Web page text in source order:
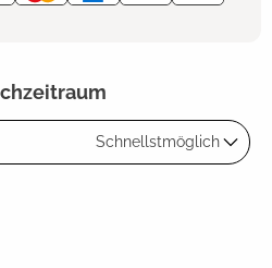
Schnellstmöglich